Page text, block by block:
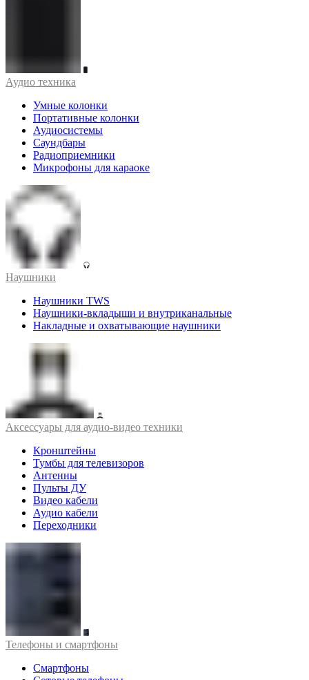
Аудио техника
Умные колонки
Портативные колонки
Аудиосистемы
Саундбары
Радиоприемники
Микрофоны для караоке
Наушники
Наушники TWS
Наушники-вкладыши и внутриканальные
Накладные и охватывающие наушники
Аксессуары для аудио-видео техники
Кронштейны
Тумбы для телевизоров
Антенны
Пульты ДУ
Видео кабели
Аудио кабели
Переходники
Телефоны и смартфоны
Смартфоны